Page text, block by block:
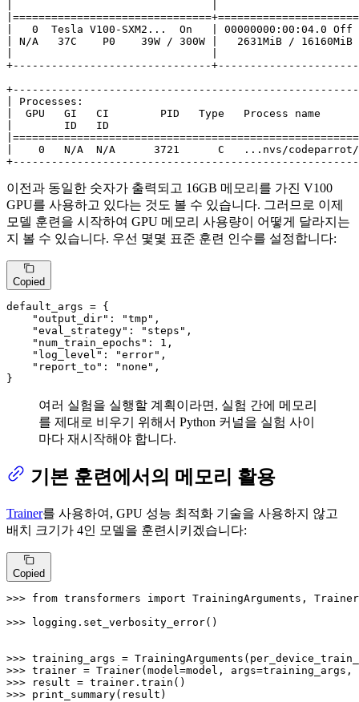
|   0  Tesla V100-SXM2...  On   |
| N/A   37C    P0    39W / 300W |   2631MiB /
+-------------------------------
| Processes:
|  GPU   GI   CI        PID   Type   Process name
|        ID   ID
|    0   N/A  N/A      3721      C   ...nvs/codeparrot/
이전과 동일한 숫자가 출력되고 16GB 메모리를 가진 V100
GPU를 사용하고 있다는 것도 볼 수 있습니다. 그러므로 이제
모델 훈련을 시작하여 GPU 메모리 사용량이 어떻게 달라지는
지 볼 수 있습니다. 우선 몇몇 표준 훈련 인수를 설정합니다:
Copied
default_args = {
"output_dir" : "tmp" ,
"eval_strategy" : "steps" ,
"num_train_epochs" : 1 ,
"log_level" : "error" ,
"report_to" : "none" ,
}
여러 실험을 실행할 계획이라면, 실험 간에 메모리
를 제대로 비우기 위해서 Python 커널을 실험 사이
마다 재시작해야 합니다.
기본 훈련에서의 메모리 활용
Trainer를 사용하여, GPU 성능 최적화 기술을 사용하지 않고
배치 크기가 4인 모델을 훈련시키겠습니다:
Copied
>>> from transformers import TrainingArguments,
>>>
logging.set_verbosity_error()
>>> training_args =
>>>
>>>
>>> print_summary(result)